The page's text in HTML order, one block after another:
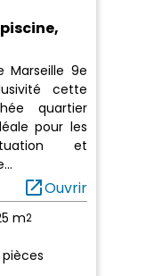
Marseille 9e
cette
quartier
pour les
et
open_in_newOuvrir
m2